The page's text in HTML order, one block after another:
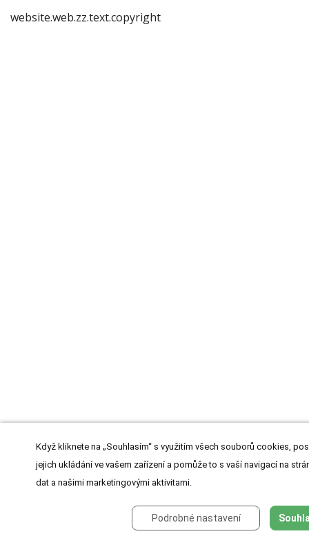
website.web.zz.text.copyright
Když kliknete na „Souhlasím“ s využitím všech souborů cookies,
jejich ukládání ve vašem zařízení a pomůže to s vaší navigací na
dat a našimi marketingovými aktivitami.
Podrobné nastavení